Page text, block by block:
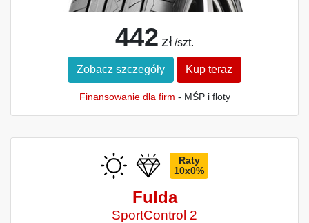
442 zł /szt.
Zobacz szczegóły Kup teraz
Finansowanie dla firm - MŚP i floty
Raty
10x0%
Fulda
SportControl 2